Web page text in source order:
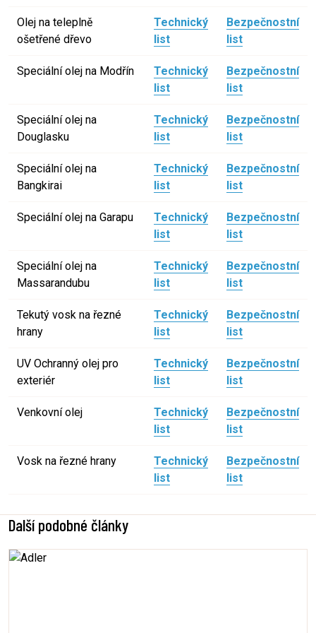
Olej na teleplně
ošetřené dřevo
Technický
list
Bezpečnostní
list
Speciální olej na Modřín
Technický
list
Bezpečnostní
list
Speciální olej na
Douglasku
Technický
list
Bezpečnostní
list
Speciální olej na
Bangkirai
Technický
list
Bezpečnostní
list
Speciální olej na Garapu
Technický
list
Bezpečnostní
list
Speciální olej na
Massarandubu
Technický
list
Bezpečnostní
list
Tekutý vosk na řezné
hrany
Technický
list
Bezpečnostní
list
UV Ochranný olej pro
exteriér
Technický
list
Bezpečnostní
list
Venkovní olej
Technický
list
Bezpečnostní
list
Vosk na řezné hrany
Technický
list
Bezpečnostní
list
Další podobné články